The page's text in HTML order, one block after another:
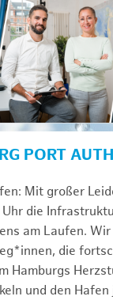
PORT
Mit großer
die
am Laufen.
die
Hamburgs
und den Hafen